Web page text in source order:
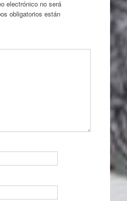
electrónico no será
obligatorios están